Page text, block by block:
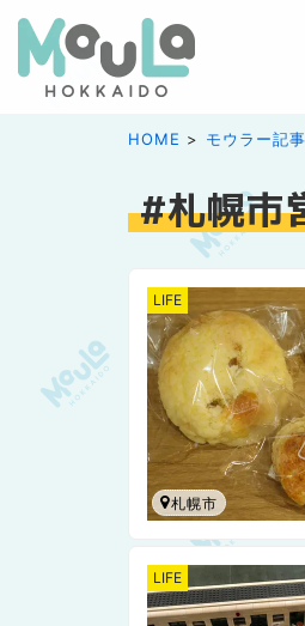
HOME モウラー記事
札幌市
LIFE
札幌市
LIFE